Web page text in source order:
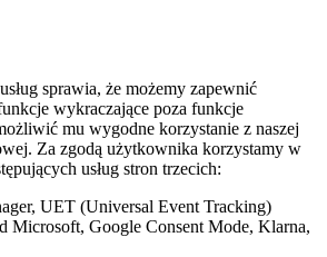
sprawia, że możemy zapewnić
wykraczające poza funkcje
mu wygodne korzystanie z naszej
Za zgodą użytkownika korzystamy w
usług stron trzecich:
UET (Universal Event Tracking)
Microsoft, Google Consent Mode, Klarna,